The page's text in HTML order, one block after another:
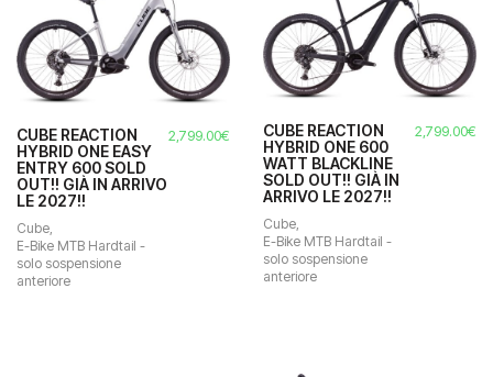
CUBE REACTION
HYBRID ONE EASY
ENTRY 600 SOLD
OUT!! GIÀ IN ARRIVO
LE 2027!!
Cube
E-Bike MTB Hardtail -
solo sospensione
anteriore
2,799.00€
CUBE REACTION
HYBRID ONE 600
WATT BLACKLINE
SOLD OUT!! GIÀ IN
ARRIVO LE 2027!!
Cube
E-Bike MTB Hardtail -
solo sospensione
anteriore
2,799.00€